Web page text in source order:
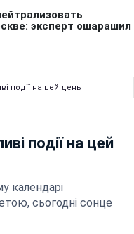
події на цей день
події на цей
календарі
сьогодні сонце